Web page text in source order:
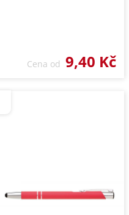
Cena od 9,40 Kč